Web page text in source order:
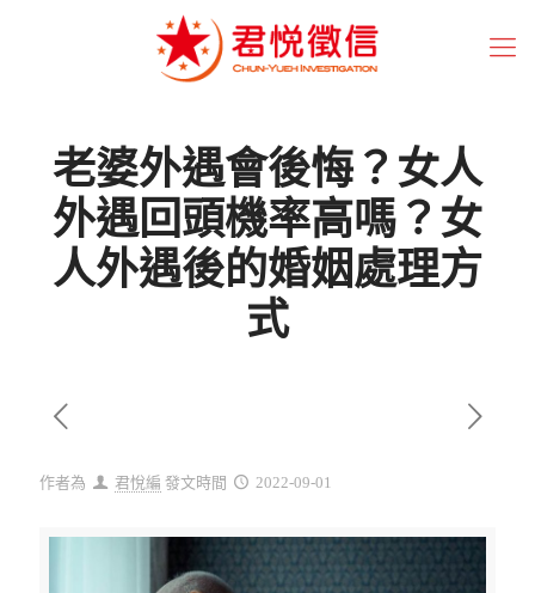
老婆外遇會後悔？女人
外遇回頭機率高嗎？女
人外遇後的婚姻處理方
式
作者為 君悅編 發文時間 2022-09-01